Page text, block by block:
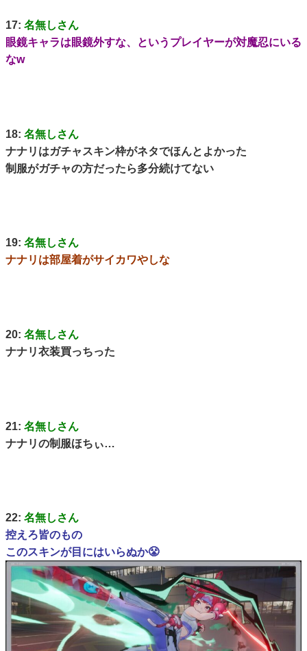
17: 名無しさん
眼鏡キャラは眼鏡外すな、というプレイヤーが対魔忍にいる
なw
18: 名無しさん
ナナリはガチャスキン枠がネタでほんとよかった
制服がガチャの方だったら多分続けてない
19: 名無しさん
ナナリは部屋着がサイカワやしな
20: 名無しさん
ナナリ衣装買っちった
21: 名無しさん
ナナリの制服ほちぃ…
22: 名無しさん
控えろ皆のもの
このスキンが目にはいらぬか😤